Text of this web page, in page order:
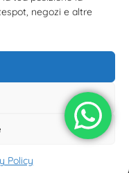
negozi e altre
PolicyKitesurf Italiana